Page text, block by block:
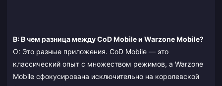
В: В чем разница между CoD Mobile и Warzone Mobile?
О: Это разные приложения. CoD Mobile — это
классический опыт с множеством режимов, а Warzone
Mobile сфокусирована исключительно на королевской